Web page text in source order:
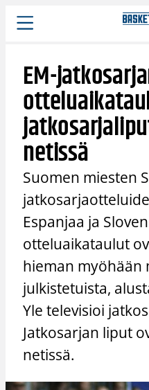
Siirry
sisältöön
EM-
netissä
Suomen miesten
Espanjaa ja
otteluaikataulut
hieman myöhään
julkistetuista,
Yle televisioi
Jatkosarjan liput
netissä.